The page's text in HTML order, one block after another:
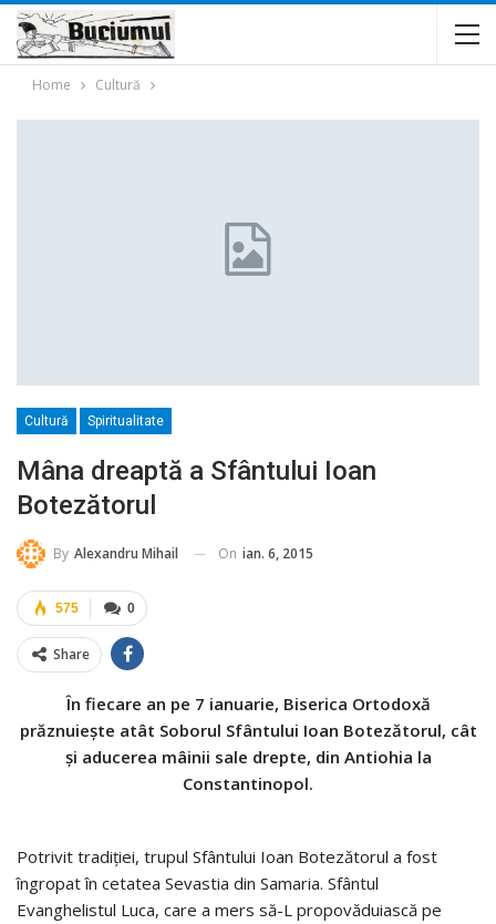
Home Cultură
Cultură Spiritualitate
Mâna dreaptă a Sfântului Ioan
Botezătorul
By Alexandru Mihail On ian. 6, 2015
0
575
Share
În fiecare an pe 7 ianuarie, Biserica Ortodoxă
prăznuieşte atât Soborul Sfântului Ioan Botezătorul, cât
şi aducerea mâinii sale drepte, din Antiohia la
Constantinopol.
Potrivit tradiţiei, trupul Sfântului Ioan Botezătorul a fost
îngropat în cetatea Sevastia din Samaria. Sfântul
Evanghelistul Luca, care a mers să-L propovăduiască pe